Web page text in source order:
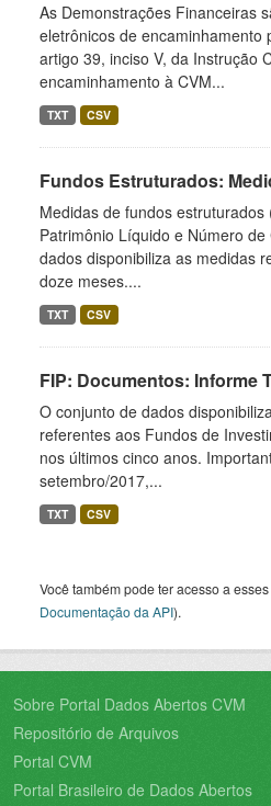
As Demonstrações Financeiras
eletrônicos de encaminhamento
artigo 39, inciso V, da Instrução
encaminhamento à CVM...
TXT CSV
Fundos Estruturados:
Medidas de fundos estruturados
Patrimônio Líquido e Número
dados disponibiliza as medidas
doze meses....
TXT CSV
FIP: Documentos: Informe
O conjunto de dados
referentes aos Fundos de
nos últimos cinco anos.
setembro/2017,...
TXT CSV
Você também pode ter acesso a
Documentação da API).
Sobre Portal Dados Abertos CVM
Repositório de Arquivos
Portal CVM
Portal Brasileiro de Dados Abertos